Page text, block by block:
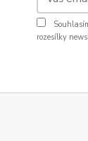
rozesílky